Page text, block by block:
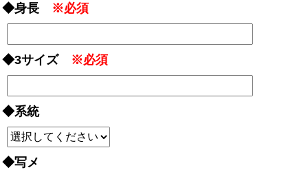
◆身長 ※必須
◆3サイズ ※必須
◆系統
◆写メ